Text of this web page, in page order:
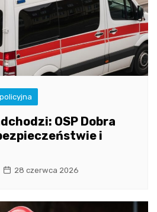
OSP Dobra
i
28 czerwca 2026